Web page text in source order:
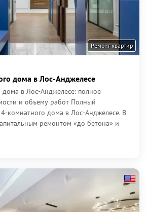
Ремонт квартир
дома в Лос-Анджелесе
дома в Лос-Анджелесе: полное
и объему работ Полный
комнатного дома в Лос-Анджелесе. В
ремонтом «до бетона» и